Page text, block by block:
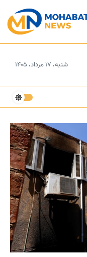
شنبه، ۱۷ مرداد، ۱۴۰۵